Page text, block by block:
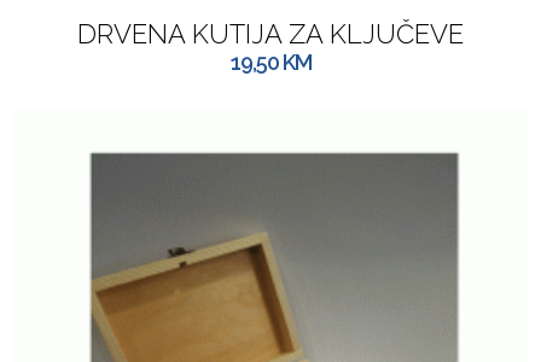
DRVENA KUTIJA ZA KLJUČEVE
19,50KM